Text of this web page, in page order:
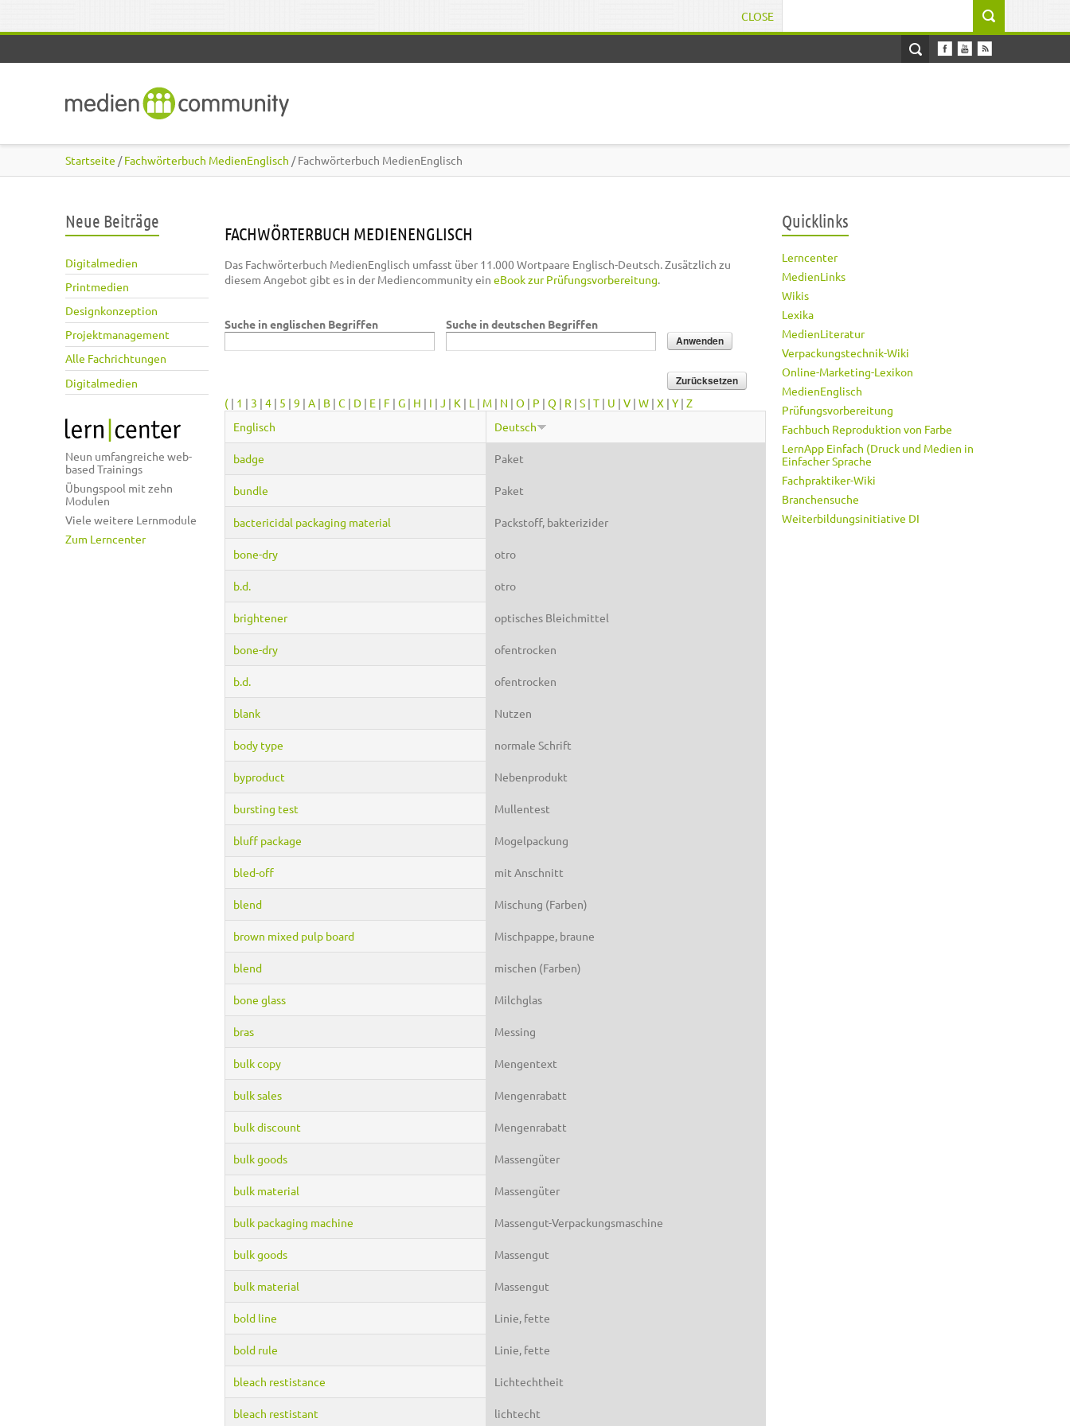
CLOSE
Startseite /Fachwörterbuch MedienEnglisch / Fachwörterbuch MedienEnglisch
Neue Beiträge
Digitalmedien
Printmedien
Designkonzeption
Projektmanagement
Alle Fachrichtungen
Digitalmedien
Neun umfangreiche web-
based Trainings
Übungspool mit zehn
Modulen
Viele weitere Lernmodule
Zum Lerncenter
FACHWÖRTERBUCH MEDIENENGLISCH
Das Fachwörterbuch MedienEnglisch umfasst über 11.000 Wortpaare Englisch-Deutsch. Zusätzlich zu
diesem Angebot gibt es in der Mediencommunity ein eBook zur Prüfungsvorbereitung.
Suche in englischen Begriffen Suche in deutschen Begriffen
( | 1 | 3 | 4 | 5 | 9 | A | B | C | D | E | F | G | H | I | J | K | L | M | N | O | P | Q | R | S | T | U | V | W | X | Y | Z
Englisch
Deutsch
badge Paket
bundle Paket
bactericidal packaging material Packstoff, bakterizider
bone-dry otro
b.d. otro
brightener optisches Bleichmittel
bone-dry ofentrocken
b.d. ofentrocken
blank Nutzen
body type normale Schrift
byproduct Nebenprodukt
bursting test Mullentest
bluff package Mogelpackung
bled-off mit Anschnitt
blend Mischung (Farben)
brown mixed pulp board Mischpappe, braune
blend mischen (Farben)
bone glass Milchglas
bras Messing
bulk copy Mengentext
bulk sales Mengenrabatt
bulk discount Mengenrabatt
bulk goods Massengüter
bulk material Massengüter
bulk packaging machine Massengut-Verpackungsmaschine
bulk goods Massengut
bulk material Massengut
bold line Linie, fette
bold rule Linie, fette
bleach restistance Lichtechtheit
bleach restistant lichtecht
Quicklinks
Lerncenter
MedienLinks
Wikis
Lexika
MedienLiteratur
Verpackungstechnik-Wiki
Online-Marketing-Lexikon
MedienEnglisch
Prüfungsvorbereitung
Fachbuch Reproduktion von Farbe
LernApp Einfach (Druck und Medien in
Einfacher Sprache
Fachpraktiker-Wiki
Branchensuche
Weiterbildungsinitiative DI